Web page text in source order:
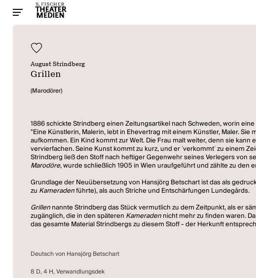
August Strindberg
Grillen
(Marodörer)
1886 schickte Strindberg einen Zeitungsartikel nach Schweden, worin eine
"Eine Künstlerin, Malerin, lebt in Ehevertrag mit einem Künstler, Maler.
aufkommen. Ein Kind kommt zur Welt. Die Frau malt weiter, denn sie
vervierfachen. Seine Kunst kommt zu kurz, und er ´verkommt´ zu einem
Strindberg ließ den Stoff nach heftiger Gegenwehr seines Verlegers von
Marodöre, wurde schließlich 1905 in Wien uraufgeführt und zählte zu
Grundlage der Neuübersetzung von Hansjörg Betschart ist das als
zu Kameradenführte), als auch Striche und Entschärfungen Lundegårds.
Grillennannte Strindberg das Stück vermutlich zu dem Zeitpunkt, als er
zugänglich, die in den späteren Kameradennicht mehr zu finden waren.
das gesamte Material Strindbergs zu diesem Stoff - der Herkunft
Deutsch von Hansjörg Betschart
8 D, 4 H, Verwandlungsdek